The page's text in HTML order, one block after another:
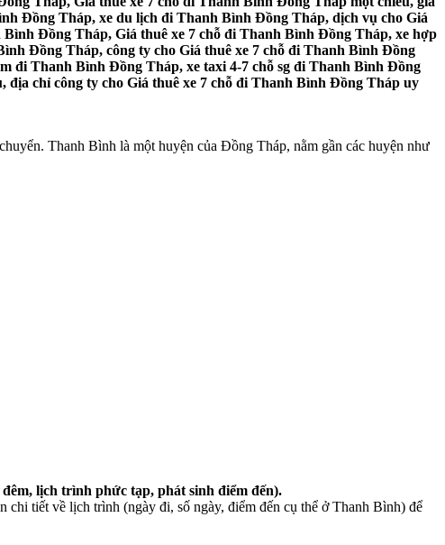
Đồng Tháp, xe du lịch đi Thanh Bình Đồng Tháp, dịch vụ cho Giá
Đồng Tháp, Giá thuê xe 7 chỗ đi Thanh Bình Đồng Tháp, xe hợp
Đồng Tháp, công ty cho Giá thuê xe 7 chỗ đi Thanh Bình Đồng
đi Thanh Bình Đồng Tháp, xe taxi 4-7 chỗ sg đi Thanh Bình Đồng
chỉ công ty cho Giá thuê xe 7 chỗ đi Thanh Bình Đồng Tháp uy
Thanh Bình là một huyện của Đồng Tháp, nằm gần các huyện như
lịch trình phức tạp, phát sinh điểm đến).
tiết về lịch trình (ngày đi, số ngày, điểm đến cụ thể ở Thanh Bình) để